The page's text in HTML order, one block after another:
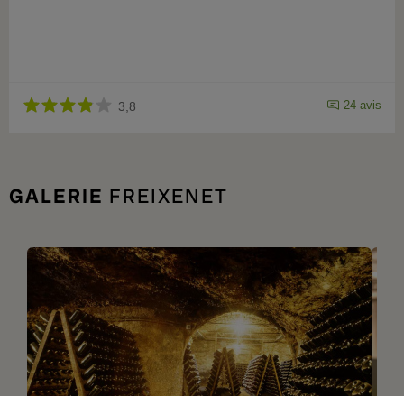
3,8 24 avis
GALERIE FREIXENET